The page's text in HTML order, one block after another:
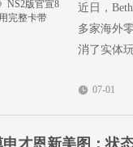
近日，
多家海外
消了实体
07-01
申才恩新美图：状